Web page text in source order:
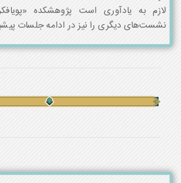
لازم به یادآوری است پژوهشکده
نشست‌های دیگری را نیز در ادامه جلسات